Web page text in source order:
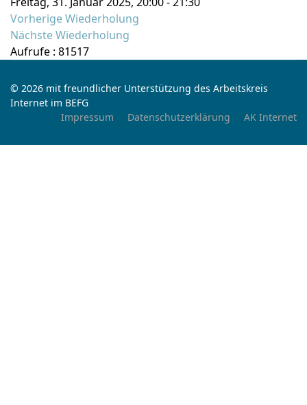
Vorherige Wiederholung
Nächste Wiederholung
Aufrufe : 81517
© 2026 mit freundlicher Unterstützung des Arbeitskreis
Internet im BEFG
Impressum
Datenschutzerklärung AK Internet